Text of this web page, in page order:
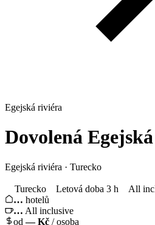
Egejská riviéra
Dovolená
Egejská riviéra · Turecko
Turecko Letová doba 3 h
All
… hotelů
… All inclusive
od—Kč / osoba